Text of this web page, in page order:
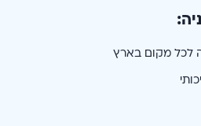
:
לכל מקום בארץ